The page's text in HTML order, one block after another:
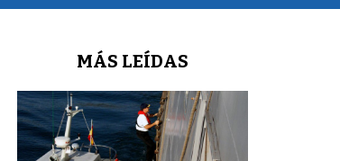
MÁS LEÍDAS